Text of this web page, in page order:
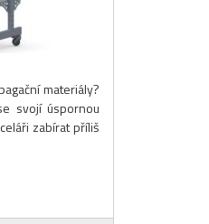
materiály?
svojí úspornou
zabírat příliš